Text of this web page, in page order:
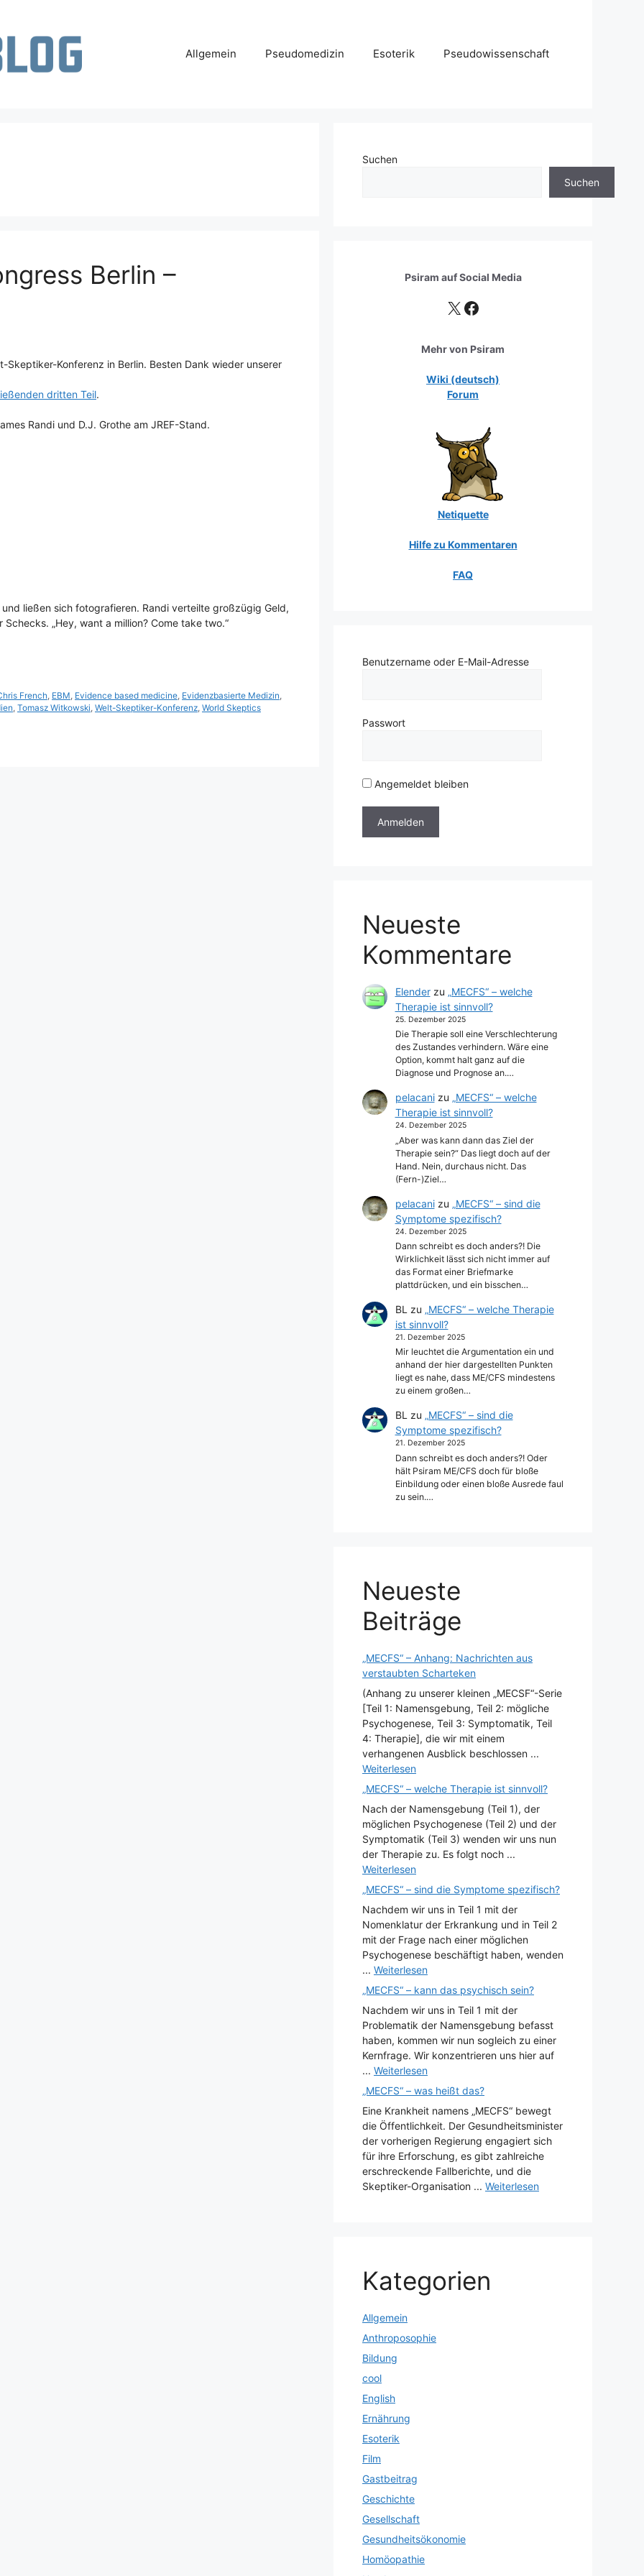
Allgemein Pseudomedizin Esoterik Pseudowissenschaft
Berlin –
Skeptiker-Konferenz in Berlin. Besten Dank wieder unserer
dritten Teil.
Randi und D.J. Grothe am JREF-Stand.
ließen sich fotografieren. Randi verteilte großzügig Geld,
„Hey, want a million? Come take two.“
French, EBM, Evidence based medicine, Evidenzbasierte Medizin,
, Tomasz Witkowski, Welt-Skeptiker-Konferenz, World Skeptics
Suchen
Suchen
Psiram aufSocial Media
X Facebook
Mehr von Psiram
Wiki (deutsch)
Forum
Netiquette
Hilfe zu Kommentaren
FAQ
Benutzername oder E-Mail-Adresse
Passwort
Angemeldet bleiben
Neueste
Kommentare
Elenderzu „MECFS“ – welche
Therapie ist sinnvoll?
25. Dezember 2025
Die Therapie soll eine Verschlechterung
des Zustandes verhindern. Wäre eine
Option, kommt halt ganz auf die
Diagnose und Prognose an.…
pelacanizu „MECFS“ – welche
Therapie ist sinnvoll?
24. Dezember 2025
„Aber was kann dann das Ziel der
Therapie sein?“ Das liegt doch auf der
Hand. Nein, durchaus nicht. Das
(Fern-)Ziel…
pelacanizu „MECFS“ – sind die
Symptome spezifisch?
24. Dezember 2025
Dann schreibt es doch anders?! Die
Wirklichkeit lässt sich nicht immer auf
das Format einer Briefmarke
plattdrücken, und ein bisschen…
BL zu „MECFS“ – welche Therapie
ist sinnvoll?
21. Dezember 2025
Mir leuchtet die Argumentation ein und
anhand der hier dargestellten Punkten
liegt es nahe, dass ME/CFS mindestens
zu einem großen…
BL zu „MECFS“ – sind die
Symptome spezifisch?
21. Dezember 2025
Dann schreibt es doch anders?! Oder
hält Psiram ME/CFS doch für bloße
Einbildung oder einen bloße Ausrede faul
zu sein.…
Neueste
Beiträge
„MECFS“ – Anhang: Nachrichten aus
verstaubten Scharteken
(Anhang zu unserer kleinen „MECSF“-Serie
[Teil 1: Namensgebung, Teil 2: mögliche
Psychogenese, Teil 3: Symptomatik, Teil
4: Therapie], die wir mit einem
verhangenen Ausblick beschlossen ...
Weiterlesen
„MECFS“ – welche Therapie ist sinnvoll?
Nach der Namensgebung (Teil 1), der
möglichen Psychogenese (Teil 2) und der
Symptomatik (Teil 3) wenden wir uns nun
der Therapie zu. Es folgt noch ...
Weiterlesen
„MECFS“ – sind die Symptome spezifisch?
Nachdem wir uns in Teil 1 mit der
Nomenklatur der Erkrankung und in Teil 2
mit der Frage nach einer möglichen
Psychogenese beschäftigt haben, wenden
... Weiterlesen
„MECFS“ – kann das psychisch sein?
Nachdem wir uns in Teil 1 mit der
Problematik der Namensgebung befasst
haben, kommen wir nun sogleich zu einer
Kernfrage. Wir konzentrieren uns hier auf
... Weiterlesen
„MECFS“ – was heißt das?
Eine Krankheit namens „MECFS“ bewegt
die Öffentlichkeit. Der Gesundheitsminister
der vorherigen Regierung engagiert sich
für ihre Erforschung, es gibt zahlreiche
erschreckende Fallberichte, und die
Skeptiker-Organisation ... Weiterlesen
Kategorien
Allgemein
Anthroposophie
Bildung
cool
English
Ernährung
Esoterik
Film
Gastbeitrag
Geschichte
Gesellschaft
Gesundheitsökonomie
Homöopathie